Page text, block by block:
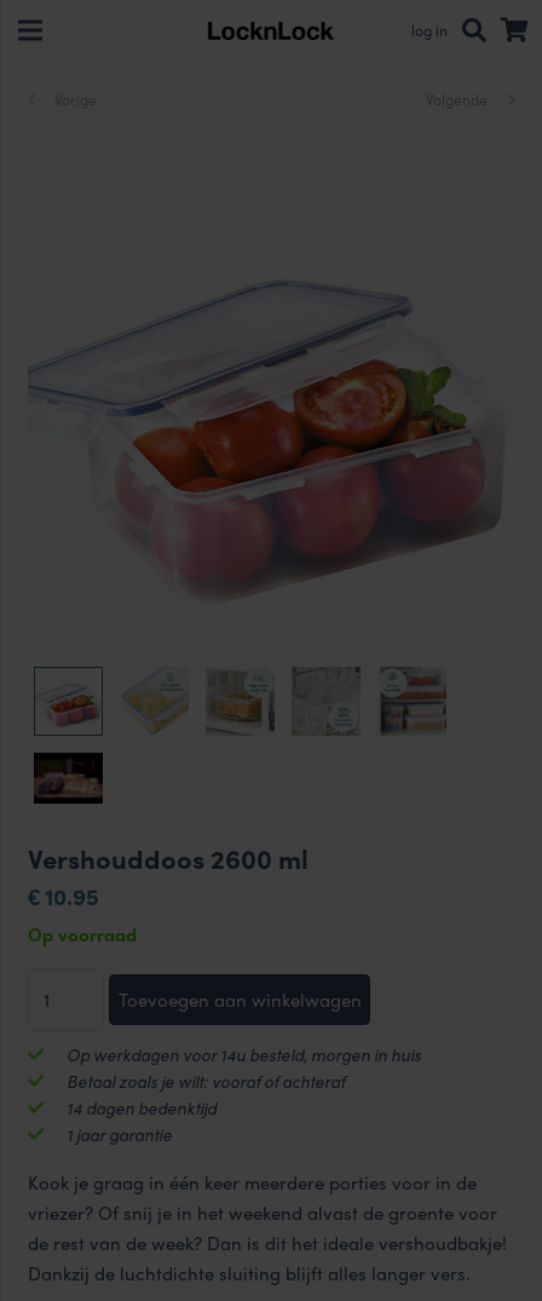
log in
Vorige Volgende
Vershouddoos 2600 ml
€10.95
Op voorraad
Vershouddoos
2600
ml
aantal
Toevoegen aan winkelwagen
Op werkdagen voor 14u besteld, morgen in huis
Betaal zoals je wilt: vooraf of achteraf
14 dagen bedenktijd
1 jaar garantie
Kook je graag in één keer meerdere porties voor in de
vriezer? Of snij je in het weekend alvast de groente voor
de rest van de week? Dan is dit het ideale vershoudbakje!
Dankzij de luchtdichte sluiting blijft alles langer vers.